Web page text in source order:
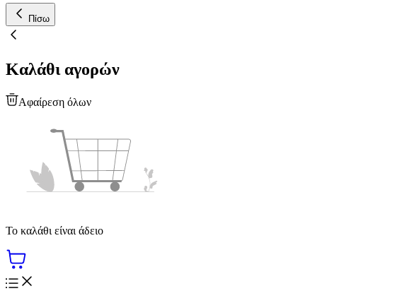
Πίσω
Καλάθι αγορών
Αφαίρεση όλων
Το καλάθι είναι άδειο